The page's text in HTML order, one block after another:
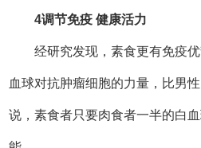
谷物为主筑牢能量根基
谷物是素食的基础，全谷物
麦、藜麦等谷物，保留了谷皮、
含B族维生素、矿物质和膳食纤维